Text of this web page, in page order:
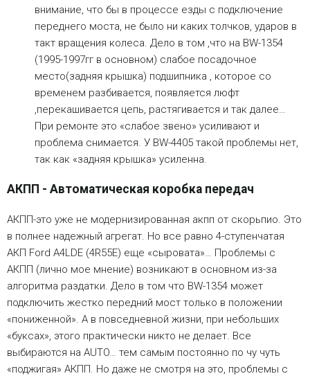
внимание, что бы в процессе езды с подключение
переднего моста, не было ни каких толчков, ударов в
такт вращения колеса. Дело в том ,что на BW-1354
(1995-1997гг в основном) слабое посадочное
место(задняя крышка) подшипника , которое со
временем разбивается, появляется люфт
,перекашивается цепь, растягивается и так далее…
При ремонте это «слабое звено» усиливают и
проблема снимается. У BW-4405 такой проблемы нет,
так как «задняя крышка» усиленна.
АКПП - Автоматическая коробка передач
АКПП-это уже не модернизированная акпп от скорьпио. Это
в полнее надежный агрегат. Но все равно 4-ступенчатая
АКП Ford A4LDE (4R55E) еще «сыровата»… Проблемы с
АКПП (лично мое мнение) возникают в основном из-за
алгоритма раздатки. Дело в том что BW-1354 может
подключить жестко передний мост только в положении
«пониженной». А в повседневной жизни, при небольших
«буксах», этого практически никто не делает. Все
выбираются на AUTO… тем самым постоянно по чу чуть
«поджигая» АКПП. Но даже не смотря на это, проблемы с